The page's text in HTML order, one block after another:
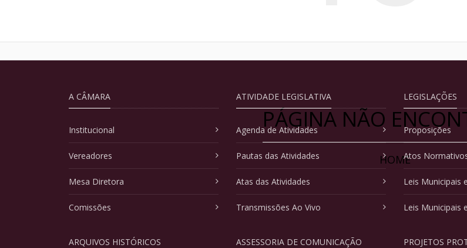
PÁGINA NÃO
HOME
A CÂMARA
Institucional
Vereadores
Mesa Diretora
Comissões
ARQUIVOS HISTÓRICOS
ATIVIDADE LEGISLATIVA
Agenda de Atividades
Pautas das Atividades
Atas das Atividades
Transmissões Ao Vivo
ASSESSORIA DE COMUNICAÇÃO
LEGISLAÇÕES
Proposições
Atos
Leis Municipais
Leis Municipais
PROJETOS